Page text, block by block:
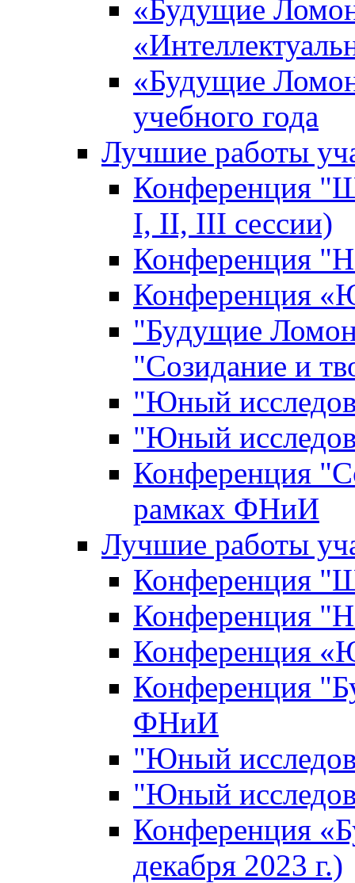
«Будущие
«Будущие
учебного года
Лучшие работы
Конференция
I, II, III сессии)
Конференция
Конференция
"Будущие
"Созидание и
"Юный
"Юный
Конференция
рамках ФНиИ
Лучшие работы
Конференция
Конференция
Конференция
Конференция
ФНиИ
"Юный
"Юный
Конференция
декабря 2023 г.)